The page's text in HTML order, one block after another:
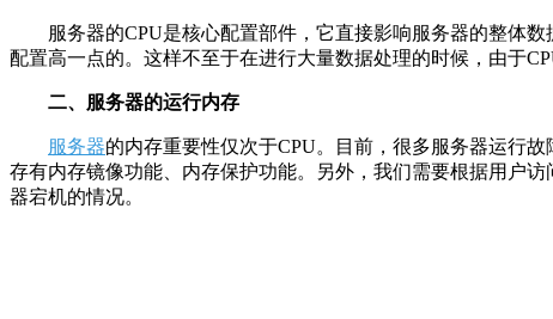
服务器的CPU是核心配置部件，它直接影响服务器的整体
配置高一点的。这样不至于在进行大量数据处理的时候，由于
二、服务器的运行内存
服务器的内存重要性仅次于CPU。目前，很多服务器运行
存有内存镜像功能、内存保护功能。另外，我们需要根据用户
器宕机的情况。